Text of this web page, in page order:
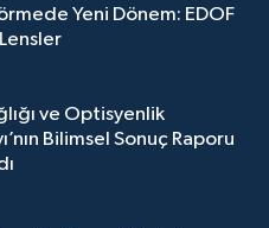
Yeni Dönem: EDOF
ve Optisyenlik
Bilimsel Sonuç Raporu